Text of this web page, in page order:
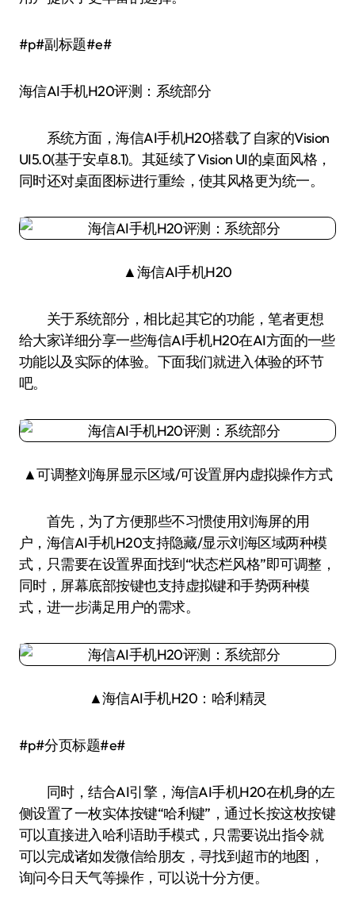
#p#副标题#e#
海信AI手机H20评测：系统部分
系统方面，海信AI手机H20搭载了自家的Vision
UI5.0(基于安卓8.1)。其延续了Vision UI的桌面风格，
同时还对桌面图标进行重绘，使其风格更为统一。
▲海信AI手机H20
关于系统部分，相比起其它的功能，笔者更想
给大家详细分享一些海信AI手机H20在AI方面的一些
功能以及实际的体验。下面我们就进入体验的环节
吧。
▲可调整刘海屏显示区域/可设置屏内虚拟操作方式
首先，为了方便那些不习惯使用刘海屏的用
户，海信AI手机H20支持隐藏/显示刘海区域两种模
式，只需要在设置界面找到“状态栏风格”即可调整，
同时，屏幕底部按键也支持虚拟键和手势两种模
式，进一步满足用户的需求。
▲海信AI手机H20：哈利精灵
#p#分页标题#e#
同时，结合AI引擎，海信AI手机H20在机身的左
侧设置了一枚实体按键“哈利键”，通过长按这枚按键
可以直接进入哈利语助手模式，只需要说出指令就
可以完成诸如发微信给朋友，寻找到超市的地图，
询问今日天气等操作，可以说十分方便。